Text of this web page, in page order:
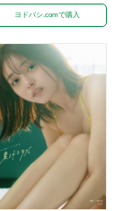
ヨドバシ.comで購入